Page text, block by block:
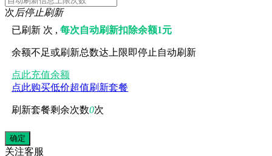
次后停止刷新
已刷新 次 ,每次自动刷新扣除余额1元
余额不足或刷新总数达上限即停止自动刷新
点此充值余额
点此购买低价超值刷新套餐
刷新套餐剩余次数0次
关注客服